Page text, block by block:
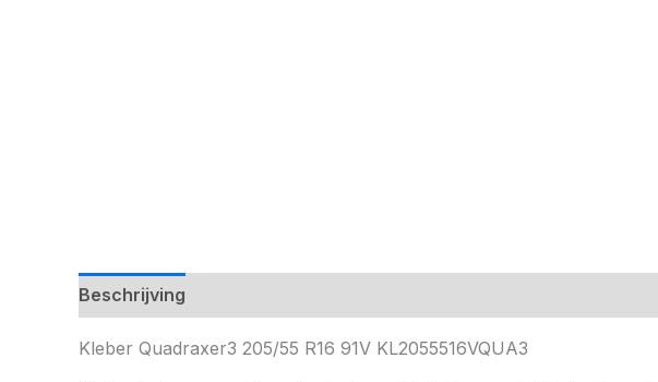
Beschrijving
Kleber Quadraxer3 205/55 R16 91V KL2055516VQUA3